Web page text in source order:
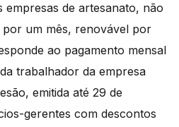
de artesanato, não
um mês, renovável por
ao pagamento mensal
trabalhador da empresa
emitida até 29 de
gerentes com descontos